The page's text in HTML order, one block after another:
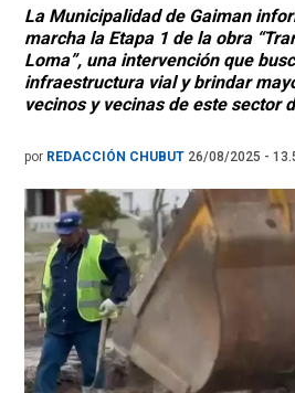
La Municipalidad de Gaiman
marcha la Etapa 1 de la obra
Loma”, una intervención que
infraestructura vial y brindar
vecinos y vecinas de este sector
por REDACCIÓN CHUBUT 26/08/2025 -